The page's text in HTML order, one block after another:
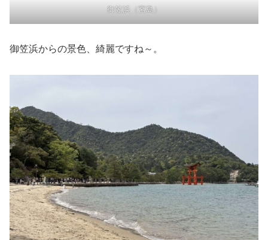
御笠浜（宮島）
御笠浜からの景色、綺麗ですね～。